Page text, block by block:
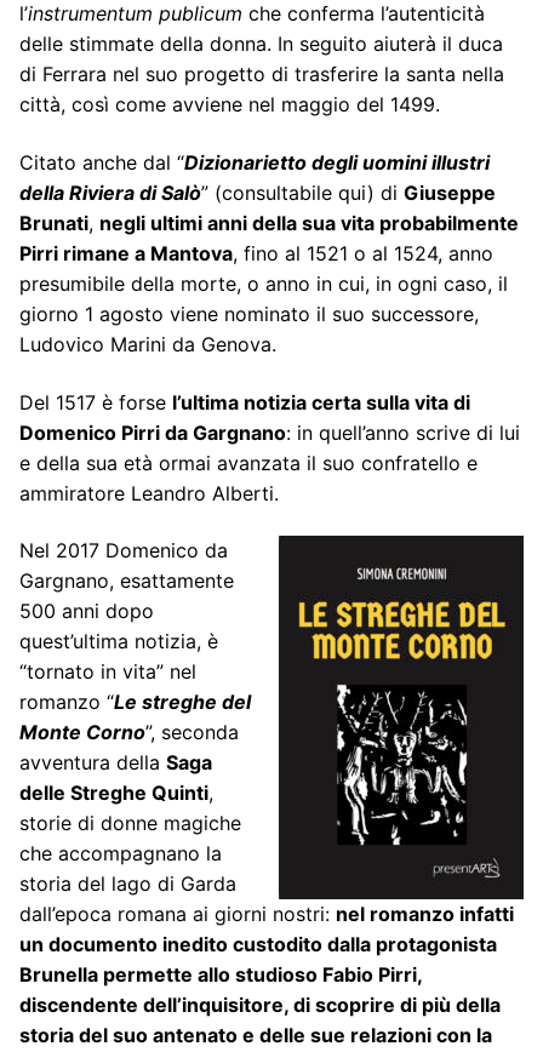
l’instrumentum publicum che conferma l’autenticità
delle stimmate della donna. In seguito aiuterà il duca
di Ferrara nel suo progetto di trasferire la santa nella
città, così come avviene nel maggio del 1499.
Citato anche dal “Dizionarietto degli uomini illustri
della Riviera di Salò” (consultabile qui) di Giuseppe
Brunati, negli ultimi anni della sua vita probabilmente
Pirri rimane a Mantova, fino al 1521 o al 1524, anno
presumibile della morte, o anno in cui, in ogni caso, il
giorno 1 agosto viene nominato il suo successore,
Ludovico Marini da Genova.
Del 1517 è forse l’ultima notizia certa sulla vita di
Domenico Pirri da Gargnano: in quell’anno scrive di lui
e della sua età ormai avanzata il suo confratello e
ammiratore Leandro Alberti.
Nel 2017 Domenico da
Gargnano, esattamente
500 anni dopo
quest’ultima notizia, è
“tornato in vita” nel
romanzo “Le streghe del
Monte Corno”, seconda
avventura della Saga
delle Streghe Quinti,
storie di donne magiche
che accompagnano la
storia del lago di Garda
dall’epoca romana ai giorni nostri: nel romanzo infatti
un documento inedito custodito dalla protagonista
Brunella permette allo studioso Fabio Pirri,
discendente dell’inquisitore, di scoprire di più della
storia del suo antenato e delle sue relazioni con la